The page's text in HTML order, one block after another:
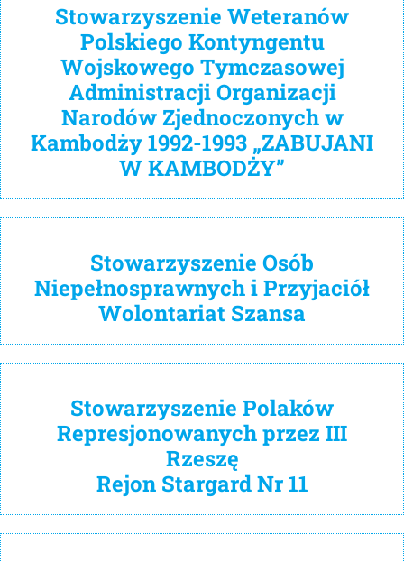
Stowarzyszenie Weteranów
Polskiego Kontyngentu
Wojskowego Tymczasowej
Administracji Organizacji
Narodów Zjednoczonych w
Kambodży 1992-1993 „ZABUJANI
W KAMBODŻY”
Stowarzyszenie Osób
Niepełnosprawnych i Przyjaciół
Wolontariat Szansa
Stowarzyszenie Polaków
Represjonowanych przez III
Rzeszę
Rejon Stargard Nr 11